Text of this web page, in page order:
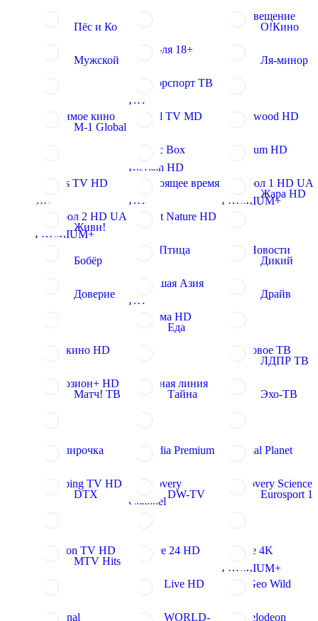
Просвещение
Пёс и Ко
О-ля-ля 18+
О!Кино
Мужской
Моторспорт ТВ
HD
Ля-минор
Любимое кино Jurnal TV MD
Bollywood HD
M-1 Global
Music Box
Russian HD
Museum HD
Babes TV HD
18+
Настоящее время
HD
Футбол 1 HD UA
PREMIUM+
Футбол 2 HD UA
PREMIUM+
Viasat Nature HD
Жара HD
Живи!
Жар Птица
360 Новости
Бобёр
Большая Азия
HD
Дикий
Доверие
Дорама HD
Драйв
Еврокино HD
Еда
Здоровое ТВ
Иллюзион+ HD Красная линия
ЛДПР ТВ
Матч! ТВ Тайна Эхо-ТВ
Ювелирочка Amedia Premium Animal Planet
Clubbing TV HD
Discovery
Channel
Discovery Science
DTX
DW-TV Eurosport 1
Fashion TV HD France 24 HD
Home 4K
PREMIUM+
MTV Hits
MTV Live HD
Nat Geo Wild
National NHK WORLD- Nickelodeon